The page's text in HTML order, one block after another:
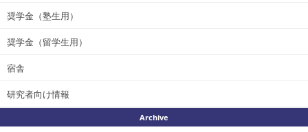
奨学金（塾生用）
奨学金（留学生用）
宿舎
研究者向け情報
Archive